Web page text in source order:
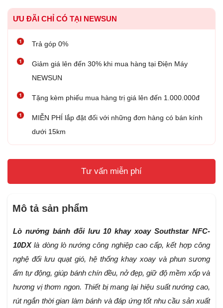
ƯU ĐÃI CHỈ CÓ TẠI NEWSUN
Trả góp 0%
Giảm giá lên đến 30% khi mua hàng tại Điện Máy
NEWSUN
Tặng kèm phiếu mua hàng trị giá lên đến 1.000.000đ
MIỄN PHÍ lắp đặt đối với những đơn hàng có bán kính
dưới 15km
Tư vấn miễn phí
Mô tả sản phẩm
Lò nướng bánh đối lưu 10 khay xoay Southstar NFC-
10DXlà dòng lò nướng công nghiệp cao cấp, kết hợp công
nghệ đối lưu quạt gió, hệ thống khay xoay và phun sương
ẩm tự động, giúp bánh chín đều, nở đẹp, giữ độ mềm xốp và
hương vị thơm ngon. Thiết bị mang lại hiệu suất nướng cao,
rút ngắn thời gian làm bánh và đáp ứng tốt nhu cầu sản xuất